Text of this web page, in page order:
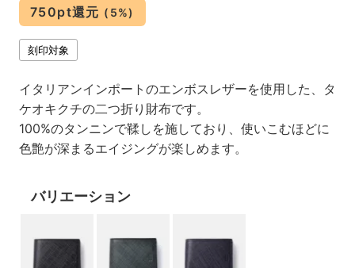
750pt還元 (5%)
刻印対象
イタリアンインポートのエンボスレザーを使用した、タ
ケオキクチの二つ折り財布です。
100%のタンニンで鞣しを施しており、使いこむほどに
色艶が深まるエイジングが楽しめます。
バリエーション